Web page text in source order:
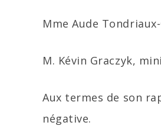
Mme Aude
M. Kévin Graczyk,
Aux termes de son
négative.